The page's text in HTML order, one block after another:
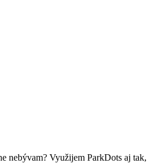
nebývam? Využijem ParkDots aj tak,